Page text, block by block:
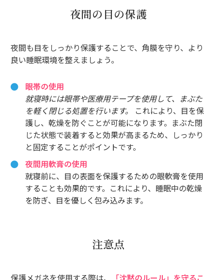
夜間の目の保護
夜間も目をしっかり保護することで、角膜を守り、より
良い睡眠環境を整えましょう。
眼帯の使用
就寝時には眼帯や医療用テープを使用して、まぶた
を軽く閉じる処置を行います。
これにより、目を保
護し、乾燥を防ぐことが可能になります。まぶた閉
じた状態で装着すると効果が高まるため、しっかり
と固定することがポイントです。
夜間用軟膏の使用
就寝前に、目の表面を保護するための眼軟膏を使用
することも効果的です。これにより、睡眠中の乾燥
を防ぎ、目を優しく包み込みます。
注意点
保護メガネを使用する際は、
「沈黙のルール」を守るこ